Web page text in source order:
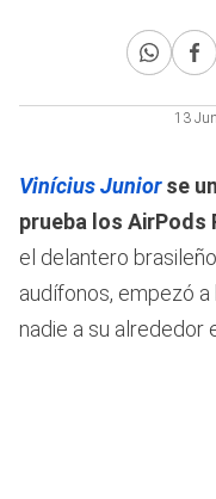
13
Vinícius Juniorse
prueba los AirPods
el delantero
audífonos, empezó
nadie a su alrededor